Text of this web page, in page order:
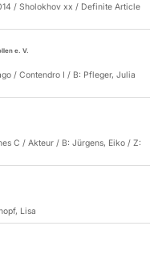
/ Sholokhov xx / Definite Article
e. V.
/ Contendro I / B: Pfleger, Julia
C / Akteur / B: Jürgens, Eiko / Z:
Lisa